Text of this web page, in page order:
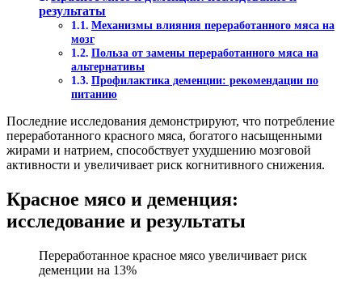
результаты
Механизмы влияния переработанного мяса на
мозг
Польза от замены переработанного мяса на
альтернативы
Профилактика деменции: рекомендации по
питанию
Последние исследования демонстрируют, что потребление
переработанного красного мяса, богатого насыщенными
жирами и натрием, способствует ухудшению мозговой
активности и увеличивает риск когнитивного снижения.
Красное мясо и деменция:
исследование и результаты
Переработанное красное мясо увеличивает риск
деменции на 13%